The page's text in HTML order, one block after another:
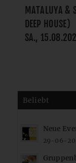
MATALUYA &
DEEP HOUSE)
SA.,
Beliebt
Neue
29-06-